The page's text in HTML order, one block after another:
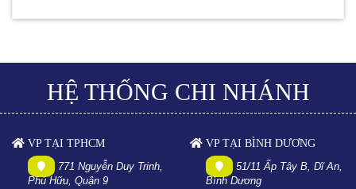
HỆ THỐNG CHI NHÁNH
VP TẠI TPHCM
771 Nguyễn Duy Trinh,
Phú Hữu, Quận 9
VP TẠI BÌNH DƯƠNG
51/11 Ấp Tây B, Dĩ An,
Bình Dương